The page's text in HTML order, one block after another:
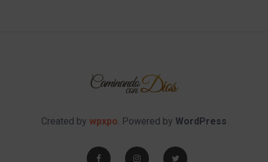
Created by wpxpo. Powered by WordPress